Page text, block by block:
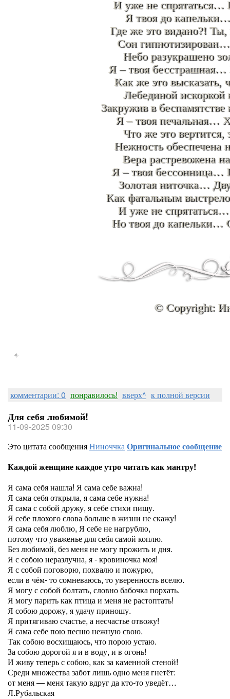
И уже не
Я твоя до
Где же это видано?!
Сон
Небо разукрашено
Я – твоя
Как же это высказать,
Лебединой
Закружив в
Я – твоя печальная…
Что же это вертится,
Нежность обеспечена
Вера растревожена
Я – твоя бессонница…
Золотая ниточка…
Как фатальным
И уже не
Но твоя до капельки…
© Copyright:
комментарии: 0 понравилось! вверх^ к полной версии
Для себя любимой!
11-09-2025 09:30
Это цитата сообщенияНиноччкаОригинальное сообщение
Каждой женщине каждое утро читать как мантру!
Я сама себя нашла! Я сама себе важна!
Я сама себя открыла, я сама себе нужна!
Я сама с собой дружу, я себе стихи пишу.
Я себе плохого слова больше в жизни не скажу!
Я сама себя люблю, Я себе не нагрублю,
потому что уваженье для себя самой коплю.
Без любимой, без меня не могу прожить и дня.
Я с собою неразлучна, я - кровиночка моя!
Я с собой поговорю, похвалю и пожурю,
если в чём- то сомневаюсь, то уверенность вселю.
Я могу с собой болтать, словно бабочка порхать.
Я могу парить как птица и меня не растоптать!
Я собою дорожу, я удачу приношу.
Я притягиваю счастье, а несчастье отвожу!
Я сама себе пою песню нежную свою.
Так собою восхищаюсь, что порою устаю.
За собою дорогой я и в воду, и в огонь!
И живу теперь с собою, как за каменной стеной!
Среди множества забот лишь одно меня гнетёт:
от меня — меня такую вдруг да кто-то уведёт…
Л.Рубальская